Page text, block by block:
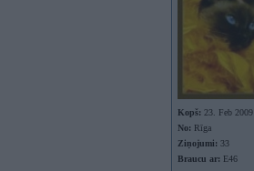
Kopš: 23. Feb 2009
No: Rīga
Ziņojumi: 33
Braucu ar: E46